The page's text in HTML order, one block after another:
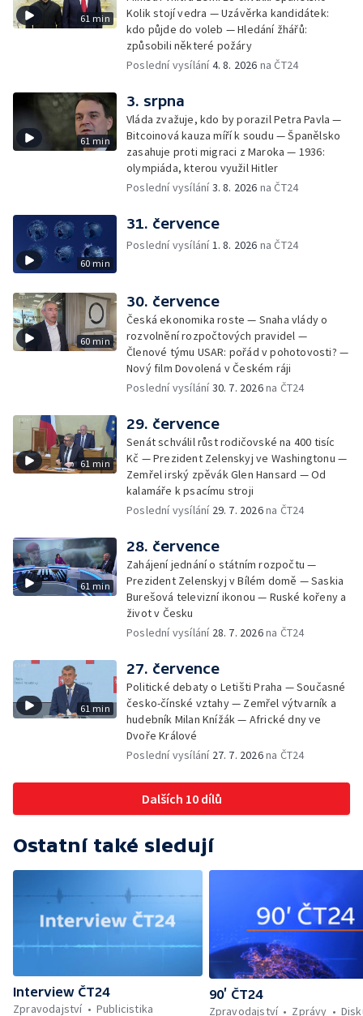
61 min
Kolik stojí vedra — Uzávěrka kandidátek:
kdo půjde do voleb — Hledání žhářů:
způsobili některé požáry
Poslední vysílání4. 8. 2026 na ČT24
61 min
3. srpna
Vláda zvažuje, kdo by porazil Petra Pavla —
Bitcoinová kauza míří k soudu — Španělsko
zasahuje proti migraci z Maroka — 1936:
olympiáda, kterou využil Hitler
Poslední vysílání3. 8. 2026 na ČT24
60 min
31. července
Poslední vysílání 1. 8. 2026 na ČT24
60 min
30. července
Česká ekonomika roste — Snaha vlády o
rozvolnění rozpočtových pravidel —
Členové týmu USAR: pořád v pohotovosti? —
Nový film Dovolená v Českém ráji
Poslední vysílání30. 7. 2026na ČT24
61 min
29. července
Senát schválil růst rodičovské na 400 tisíc
Kč — Prezident Zelenskyj ve Washingtonu —
Zemřel irský zpěvák Glen Hansard — Od
kalamáře k psacímu stroji
Poslední vysílání 29. 7. 2026na ČT24
61 min
28. července
Zahájení jednání o státním rozpočtu —
Prezident Zelenskyj v Bílém domě — Saskia
Burešová televizní ikonou — Ruské kořeny a
život v Česku
Poslední vysílání 28. 7. 2026na ČT24
61 min
27. července
Politické debaty o Letišti Praha — Současné
česko-čínské vztahy — Zemřel výtvarník a
hudebník Milan Knížák — Africké dny ve
Dvoře Králové
Poslední vysílání 27. 7. 2026na ČT24
Dalších 10 dílů
Ostatní také sledují
Interview ČT24
Zpravodajství
Publicistika
90’ ČT24
Zpravodajství
Zprávy